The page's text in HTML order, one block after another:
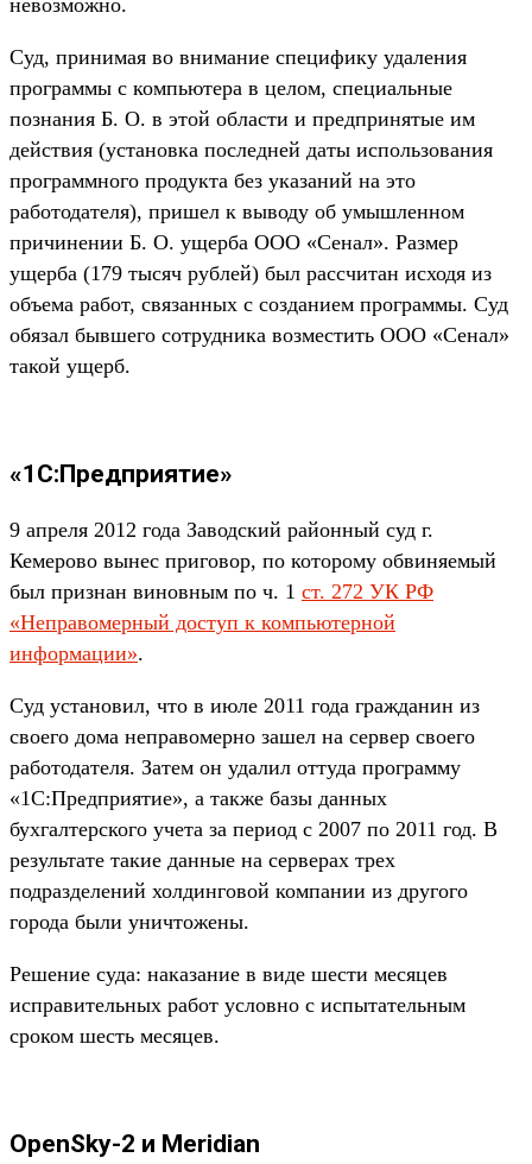
невозможно.
Суд, принимая во внимание специфику удаления
программы с компьютера в целом, специальные
познания Б. О. в этой области и предпринятые им
действия (установка последней даты использования
программного продукта без указаний на это
работодателя), пришел к выводу об умышленном
причинении Б. О. ущерба ООО «Сенал». Размер
ущерба (179 тысяч рублей) был рассчитан исходя из
объема работ, связанных с созданием программы. Суд
обязал бывшего сотрудника возместить ООО «Сенал»
такой ущерб.
«1С:Предприятие»
9 апреля 2012 года Заводский районный суд г.
Кемерово вынес приговор, по которому обвиняемый
был признан виновным по ч. 1 ст. 272 УК РФ
«Неправомерный доступ к компьютерной
информации».
Суд установил, что в июле 2011 года гражданин из
своего дома неправомерно зашел на сервер своего
работодателя. Затем он удалил оттуда программу
«1С:Предприятие», а также базы данных
бухгалтерского учета за период с 2007 по 2011 год. В
результате такие данные на серверах трех
подразделений холдинговой компании из другого
города были уничтожены.
Решение суда: наказание в виде шести месяцев
исправительных работ условно с испытательным
сроком шесть месяцев.
OpenSky-2 и Meridian